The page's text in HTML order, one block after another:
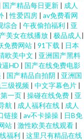
国产精品每日更新 | 成人
|性爱四房 | av免费看网
综合 | 午夜偷拍福利 | 亚
美女在线播放 | 极品成人 |
免费网站 | 91下载 | 日本
欧美中文 | 亚洲国产黑料
逼HD | 国产在线免费电影
| 国产精品自拍阴 | 亚洲国
级视频 | 中文字幕色片 |
一页 | 操碰在线免费 | 亚
航 | 成人福利在线 | 成人
链接 | av不卡操操 | 日B免
站 | 激性欧美在线观看 |
福利 | 这里只有精品在线